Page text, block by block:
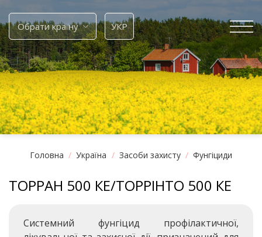
to
content
Обрати країну УКР
Головна / Україна / Засоби захисту / Фунгіциди
ТОРРАН 500 КЕ/ТОРРІНТО 500 КЕ
Системний фунгіцид профілактичної,